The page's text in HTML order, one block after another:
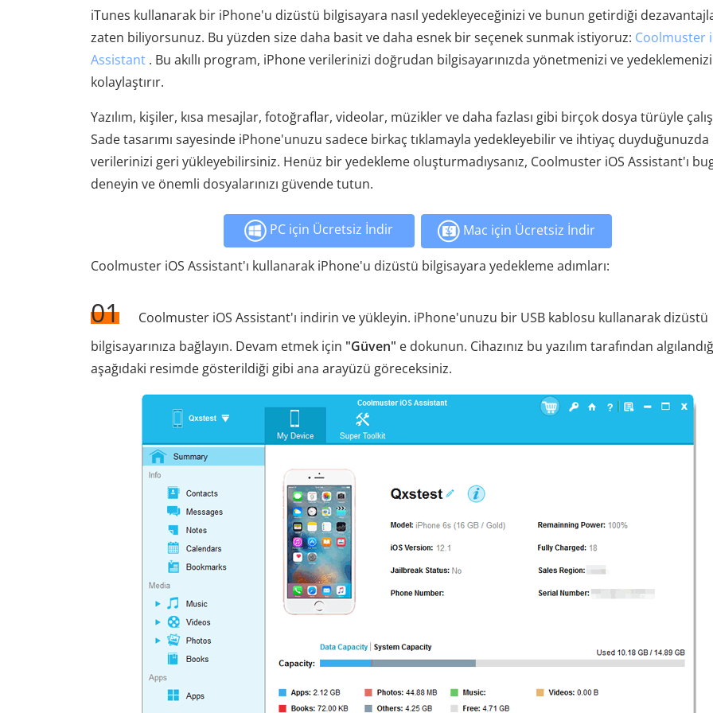
iTunes kullanarak bir iPhone'u dizüstü bilgisayara nasıl yedekleyeceğinizi ve bunun getirdiği
zaten biliyorsunuz. Bu yüzden size daha basit ve daha esnek bir seçenek sunmak istiyoruz: Coolmuster
Assistant . Bu akıllı program, iPhone verilerinizi doğrudan bilgisayarınızda yönetmenizi ve yedeklemenizi
kolaylaştırır.
Yazılım, kişiler, kısa mesajlar, fotoğraflar, videolar, müzikler ve daha fazlası gibi birçok dosya türüyle
Sade tasarımı sayesinde iPhone'unuzu sadece birkaç tıklamayla yedekleyebilir ve ihtiyaç duyduğunuzda
verilerinizi geri yükleyebilirsiniz. Henüz bir yedekleme oluşturmadıysanız, Coolmuster iOS Assistant'ı
deneyin ve önemli dosyalarınızı güvende tutun.
PC için Ücretsiz İndir Mac için Ücretsiz İndir
Coolmuster iOS Assistant'ı kullanarak iPhone'u dizüstü bilgisayara yedekleme adımları:
01
Coolmuster iOS Assistant'ı indirin ve yükleyin. iPhone'unuzu bir USB kablosu kullanarak dizüstü
bilgisayarınıza bağlayın. Devam etmek için "Güven" e dokunun. Cihazınız bu yazılım tarafından
aşağıdaki resimde gösterildiği gibi ana arayüzü göreceksiniz.